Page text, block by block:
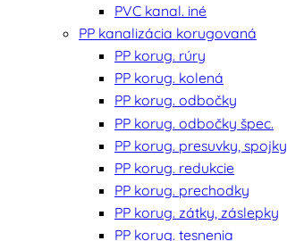
PVC kanal. iné
PP kanalizácia korugovaná
PP korug. rúry
PP korug. kolená
PP korug. odbočky
PP korug. odbočky špec.
PP korug. presuvky, spojky
PP korug. redukcie
PP korug. prechodky
PP korug. zátky, záslepky
PP korug. tesnenia